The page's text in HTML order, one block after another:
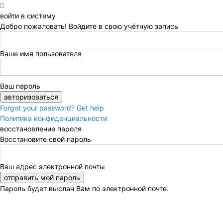
войти в систему
Добро пожаловать! Войдите в свою учётную запись
Ваше имя пользователя
Ваш пароль
Forgot your password? Get help
Политика конфиденциальности
восстановление пароля
Восстановите свой пароль
Ваш адрес электронной почты
Пароль будет выслан Вам по электронной почте.